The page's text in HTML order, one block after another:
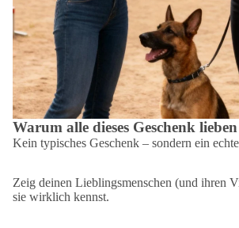
Warum alle dieses Geschenk lieben
Kein typisches Geschenk – sondern ein
Zeig deinen Lieblingsmenschen (und ihren
sie wirklich kennst.